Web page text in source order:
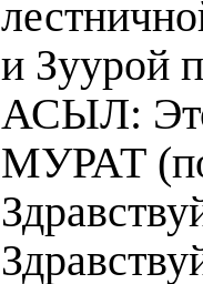
и Зуурой
АСЫЛ:
МУРАТ